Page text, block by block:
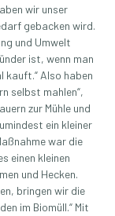
wir unser
gebacken wird.
und Umwelt
ist, wenn man
kauft.“ Also haben
selbst mahlen“,
zur Mühle und
ein kleiner
war die
einen kleinen
und Hecken.
bringen wir die
im Biomüll.“ Mit